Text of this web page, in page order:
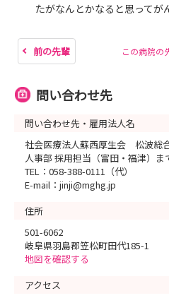
たがなんとかなると思ってが
前の先輩 この病院の
問い合わせ先
問い合わせ先・雇用法人名
社会医療法人蘇西厚生会 松波総
人事部 採用担当（富田・福津）ま
TEL：058-388-0111（代）
E-mail：jinji@mghg.jp
住所
501-6062
岐阜県羽島郡笠松町田代185-1
地図を確認する
アクセス